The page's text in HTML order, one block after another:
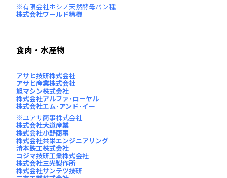
有限会社ホシノ天然酵母パン種
株式会社ワールド精機
食肉・水産物
アサヒ技研株式会社
アサヒ産業株式会社
旭マシン株式会社
株式会社アルファ･ローヤル
株式会社エム･アンド･イー
ユアサ商事株式会社
株式会社大道産業
株式会社小野商事
株式会社共栄エンジニアリング
清本鉄工株式会社
コジマ技研工業株式会社
株式会社三光製作所
株式会社サンテツ技研